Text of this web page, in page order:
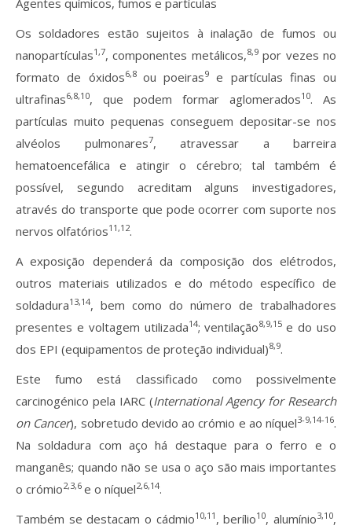
Agentes químicos, fumos e partículas
Os soldadores estão sujeitos à inalação de fumos ou
nanopartículas1,7, componentes metálicos,8,9por vezes no
formato de óxidos6,8 ou poeiras9 e partículas finas ou
ultrafinas6,8,10, que podem formar aglomerados10. As
partículas muito pequenas conseguem depositar-se nos
alvéolos pulmonares7, atravessar a barreira
hematoencefálica e atingir o cérebro; tal também é
possível, segundo acreditam alguns investigadores,
através do transporte que pode ocorrer com suporte nos
nervos olfatórios11,12.
A exposição dependerá da composição dos elétrodos,
outros materiais utilizados e do método específico de
soldadura13,14, bem como do número de trabalhadores
presentes e voltagem utilizada14; ventilação8,9,15 e do uso
dos EPI (equipamentos de proteção individual)8,9.
Este fumo está classificado como possivelmente
carcinogénico pela IARC (International Agency for Research
on Cancer), sobretudo devido ao crómio e ao níquel3-9,14-16.
Na soldadura com aço há destaque para o ferro e o
manganês; quando não se usa o aço são mais importantes
o crómio2,3,6 e o níquel2,6,14.
Também se destacam o cádmio10,11 , berílio10, alumínio3,10,